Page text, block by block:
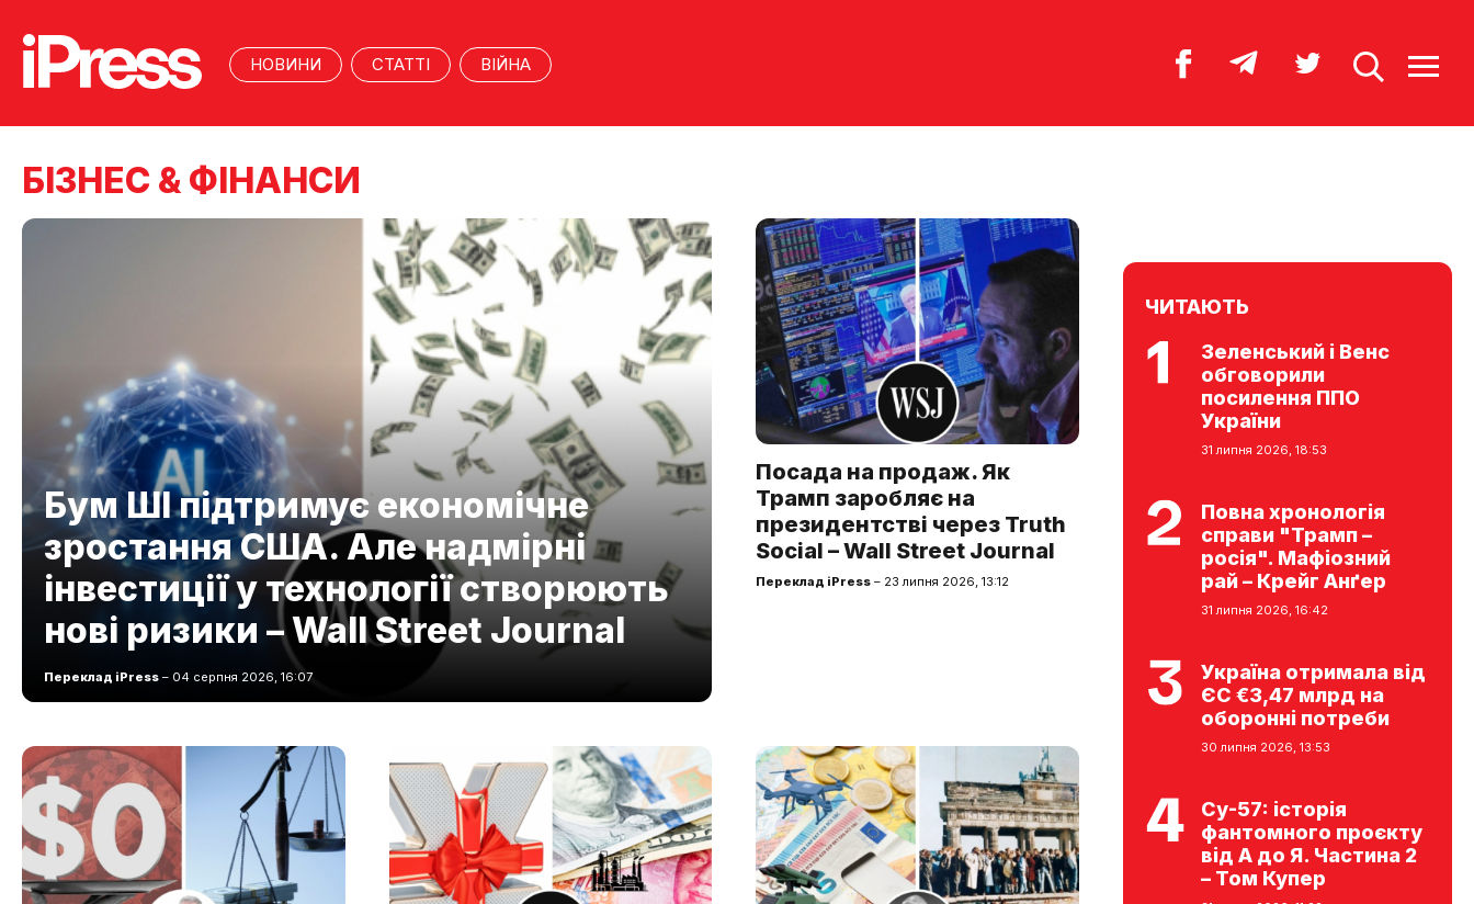
НОВИНИ СТАТТІ ВІЙНА
БІЗНЕС & ФІНАНСИ
Бум ШІ підтримує економічне
зростання США. Але надмірні
інвестиції у технології створюють
нові ризики – Wall Street Journal
Переклад iPress – 04 серпня 2026, 16:07
Посада на продаж. Як
Трамп заробляє на
президентстві через Truth
Social – Wall Street Journal
Переклад iPress – 23 липня 2026, 13:12
ЧИТАЮТЬ
Зеленський і Венс
обговорили
посилення ППО
України
31 липня 2026, 18:53
Повна хронологія
справи "Трамп –
росія". Мафіозний
рай – Крейг Анґер
31 липня 2026, 16:42
Україна отримала від
ЄС €3,47 млрд на
оборонні потреби
30 липня 2026, 13:53
Су-57: історія
фантомного проєкту
від А до Я. Частина 2
– Том Купер